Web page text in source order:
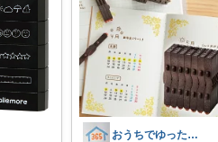
おうちでゆったり暮らす人